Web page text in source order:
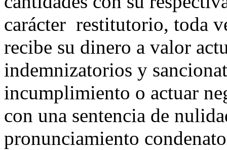
carácter restitutorio, toda
recibe su dinero a valor
indemnizatorios y
incumplimiento o actuar
con una sentencia de
pronunciamiento